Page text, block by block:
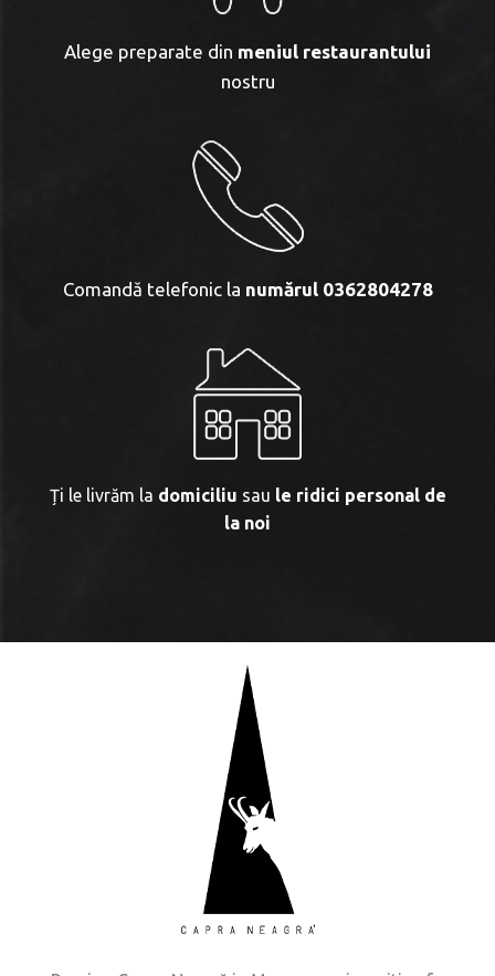
Alege preparate din meniul restaurantului
nostru
Comandă telefonic la numărul 0362804278
Ți le livrăm la domiciliu sau le ridici personal de
la noi